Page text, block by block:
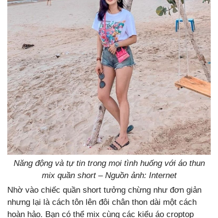
Năng động và tự tin trong mọi tình huống với áo thun
mix quần short – Nguồn ảnh: Internet
Nhờ vào chiếc quần short tưởng chừng như đơn giản
nhưng lại là cách tôn lên đôi chân thon dài một cách
hoàn hảo. Bạn có thể mix cùng các kiểu áo croptop